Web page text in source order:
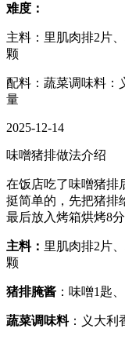
难度：
主料：里肌肉排2片
颗
配料：蔬菜调味料：
量
2025-12-14
味噌猪排做法介绍
在饭店吃了味噌猪排
挺简单的，先把猪排
最后放入烤箱烘烤8分
主料： 里肌肉排2片
颗
猪排腌酱 ：味噌1匙
蔬菜调味料：义大利